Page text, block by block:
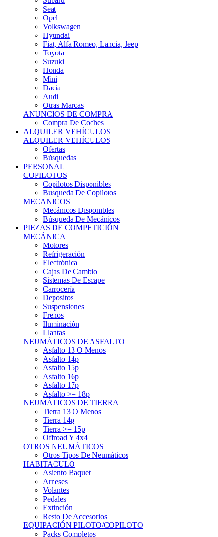
Seat
Opel
Volkswagen
Hyundai
Fiat, Alfa Romeo, Lancia, Jeep
Toyota
Suzuki
Honda
Mini
Dacia
Audi
Otras Marcas
ANUNCIOS DE COMPRA
Compra De Coches
ALQUILER VEHÍCULOS
ALQUILER VEHÍCULOS
Ofertas
Búsquedas
PERSONAL
COPILOTOS
Copilotos Disponibles
Busqueda De Copilotos
MECANICOS
Mecánicos Disponibles
Búsqueda De Mecánicos
PIEZAS DE COMPETICIÓN
MECÁNICA
Motores
Refrigeración
Electrónica
Cajas De Cambio
Sistemas De Escape
Carrocería
Depositos
Suspensiones
Frenos
Iluminación
Llantas
NEUMÁTICOS DE ASFALTO
Asfalto 13 O Menos
Asfalto 14p
Asfalto 15p
Asfalto 16p
Asfalto 17p
Asfalto >= 18p
NEUMÁTICOS DE TIERRA
Tierra 13 O Menos
Tierra 14p
Tierra >= 15p
Offroad Y 4x4
OTROS NEUMÁTICOS
Otros Tipos De Neumáticos
HABITACULO
Asiento Baquet
Arneses
Volantes
Pedales
Extinción
Resto De Accesorios
EQUIPACIÓN PILOTO/COPILOTO
Packs Completos